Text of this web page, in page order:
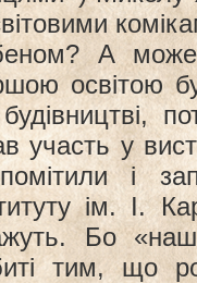
А
освітою
участь у
і
ім. І.
Бо
тим, що